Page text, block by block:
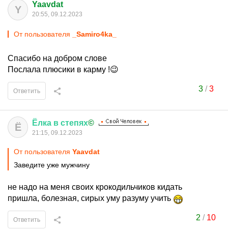
Y Yaavdat
20:55, 09.12.2023
От пользователя _Samiro4ka_
Спасибо на добром слове
Послала плюсики в карму !😉
3/3
Ответить
Ё Ёлка в степях©
21:15, 09.12.2023
От пользователя Yaavdat
Заведите уже мужчину
не надо на меня своих крокодильчиков кидать
пришла, болезная, сирых уму разуму учить
2 / 10
Ответить